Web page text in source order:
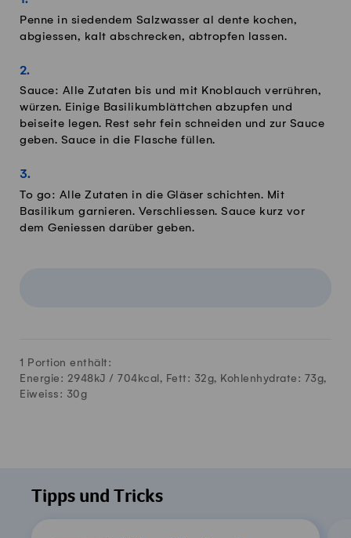
Penne in siedendem Salzwasser al dente kochen,
abgiessen, kalt abschrecken, abtropfen lassen.
Sauce: Alle Zutaten bis und mit Knoblauch verrühren,
würzen. Einige Basilikumblättchen abzupfen und
beiseite legen. Rest sehr fein schneiden und zur Sauce
geben. Sauce in die Flasche füllen.
To go: Alle Zutaten in die Gläser schichten. Mit
Basilikum garnieren. Verschliessen. Sauce kurz vor
dem Geniessen darüber geben.
1 Portion enthält:
Energie: 2948kJ / 704 kcal, Fett: 32g, Kohlenhydrate: 73g,
Eiweiss: 30g
Tipps und Tricks